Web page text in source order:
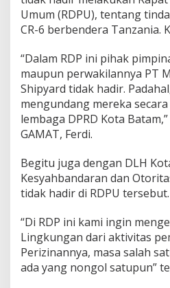
L
H
d
a
n
K
S
O
b
s
n
D
P
U
i
Umum (RDPU), tentang
CR-6 berbendera Tanzania.
“Dalam RDP ini pihak
maupun perwakilannya PT
Shipyard tidak hadir.
mengundang mereka
lembaga DPRD Kota
GAMAT, Ferdi.
Begitu juga dengan DLH
Kesyahbandaran dan
tidak hadir di RDPU tersebut.
“Di RDP ini kami ingin
Lingkungan dari aktivitas
Perizinannya, masa salah
ada yang nongol satupun”